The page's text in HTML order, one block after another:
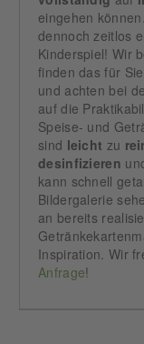
eingehen
dennoch zeitlos
Kinderspiel! Wir
finden das für
und achten bei
auf die
Speise- und
sind leicht zu
desinfizieren
kann schnell
Bildergalerie
an bereits
Inspiration. Wir
Anfrage!